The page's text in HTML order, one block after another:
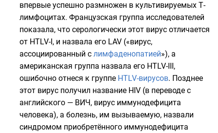
впервые успешно размножен в культивируемых Т-
лимфоцитах. Французская группа исследователей
показала, что серологически этот вирус отличается
от HTLV-I, и назвала его LAV («вирус,
ассоциированный с лимфаденопатией»), а
американская группа назвала его HTLV-III,
ошибочно отнеся к группе HTLV-вирусов. Позднее
этот вирус получил название HIV (в переводе с
английского — ВИЧ, вирус иммунодефицита
человека), а болезнь, им вызываемую, назвали
синдромом приобретённого иммунодефицита